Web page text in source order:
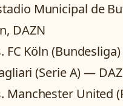
Municipal de
DAZN
Köln
(Serie A) —
Manchester United